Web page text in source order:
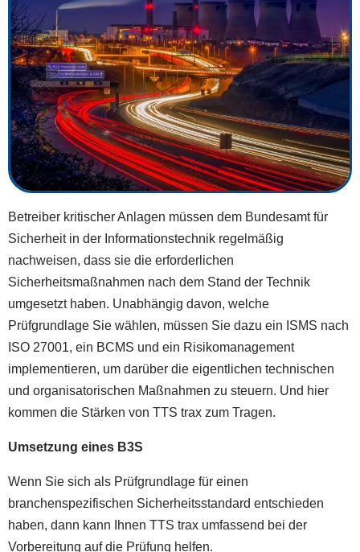
Betreiber kritischer Anlagen müssen dem Bundesamt für
Sicherheit in der Informationstechnik regelmäßig
nachweisen, dass sie die erforderlichen
Sicherheitsmaßnahmen nach dem Stand der Technik
umgesetzt haben. Unabhängig davon, welche
Prüfgrundlage Sie wählen, müssen Sie dazu ein ISMS nach
ISO 27001, ein BCMS und ein Risikomanagement
implementieren, um darüber die eigentlichen technischen
und organisatorischen Maßnahmen zu steuern. Und hier
kommen die Stärken von TTS trax zum Tragen.
Umsetzung eines B3S
Wenn Sie sich als Prüfgrundlage für einen
branchenspezifischen Sicherheitsstandard entschieden
haben, dann kann Ihnen TTS trax umfassend bei der
Vorbereitung auf die Prüfung helfen.